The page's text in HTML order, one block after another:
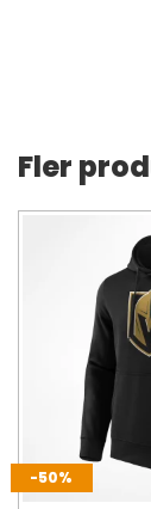
Fler
-50%